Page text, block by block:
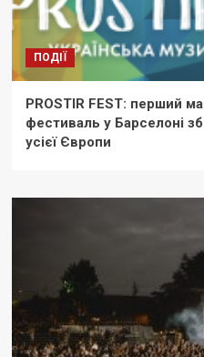
ПОДІЇ
PROSTIR FEST: перший
фестиваль у Барселоні
усієї Європи